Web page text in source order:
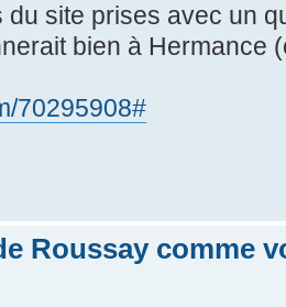
du site prises avec un
bien à Hermance
70295908#
Roussay comme